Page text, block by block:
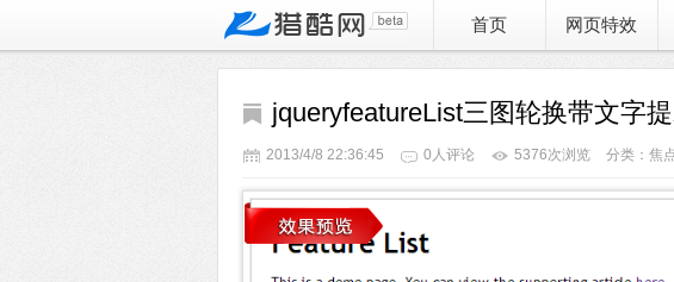
首页 网页特效
jqueryfeatureList三图轮换带文字
2013/4/8 22:36:45 0人评论 5376次浏览 分类：焦